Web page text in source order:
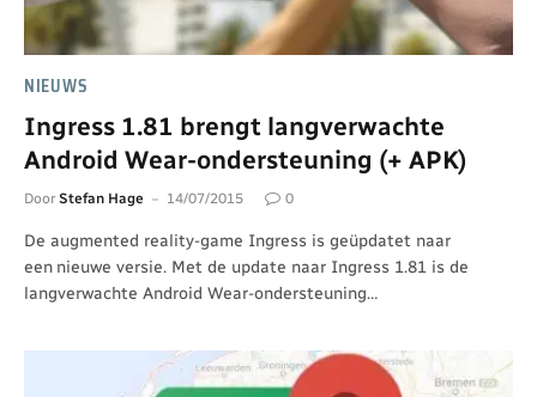
NIEUWS
Ingress 1.81 brengt langverwachte
Android Wear-ondersteuning (+ APK)
Door Stefan Hage 14/07/2015 0
De augmented reality-game Ingress is geüpdatet naar
een nieuwe versie. Met de update naar Ingress 1.81 is de
langverwachte Android Wear-ondersteuning…